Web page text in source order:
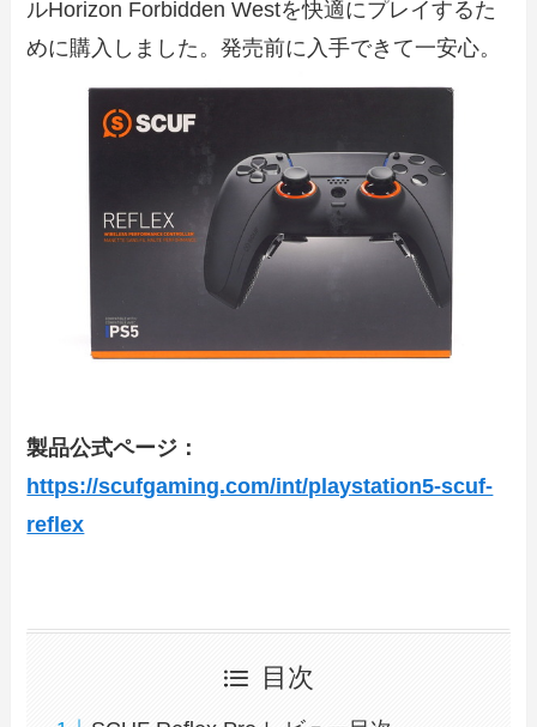
ルHorizon Forbidden Westを快適にプレイするた
めに購入しました。発売前に入手できて一安心。
製品公式ページ：
https://scufgaming.com/int/playstation5-scuf-
reflex
目次